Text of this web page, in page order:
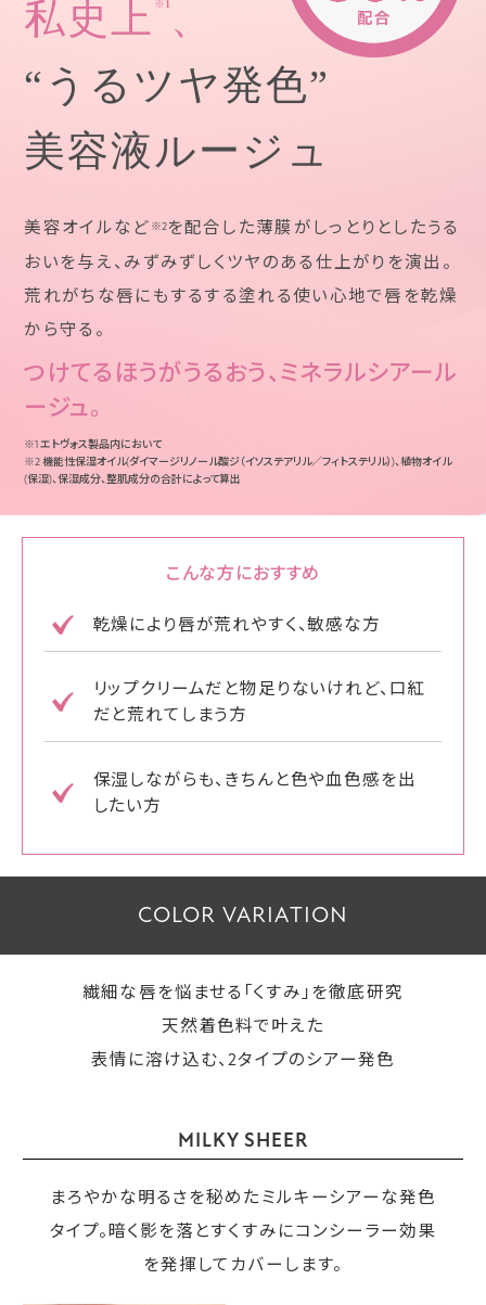
私史上 ※1 、
“うるツヤ発色”
美容液ルージュ
美容オイルなど ※2を配合した薄膜がしっとりとしたうる
おいを与え、みずみずしくツヤのある仕上がりを演出。
荒れがちな唇にもするする塗れる使い心地で唇を乾燥
から守る。
つけてるほうがうるおう、ミネラルシアール
ージュ。
※1 エトヴォス製品内において
※2 機能性保湿オイル(ダイマージリノール酸ジ（イソステアリル／フィトステリル）)、植物オイル
(保湿)、保湿成分、整肌成分の合計によって算出
こんな方におすすめ
乾燥により唇が荒れやすく、敏感な方
リップクリームだと物足りないけれど、口紅
だと荒れてしまう方
保湿しながらも、きちんと色や血色感を出
したい方
COLOR VARIATION
繊細な唇を悩ませる「くすみ」を徹底研究
天然着色料で叶えた
表情に溶け込む、2タイプのシアー発色
MILKY SHEER
まろやかな明るさを秘めたミルキーシアーな発色
タイプ。暗く影を落とすくすみにコンシーラー効果
を発揮してカバーします。